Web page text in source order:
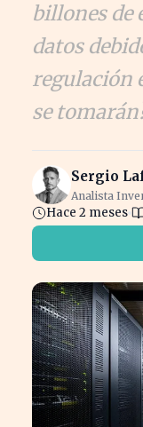
billones de
datos
regulación
se
Sergio
Analista
Hace 2 meses